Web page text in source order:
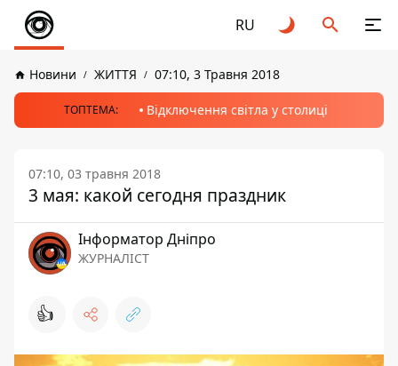
RU
Новини ЖИТТЯ 07:10, 3 Травня 2018
ТОПТЕМА: Відключення світла у столиці
07:10, 03 травня 2018
3 мая: какой сегодня праздник
Інформатор Дніпро
ЖУРНАЛІСТ
👍